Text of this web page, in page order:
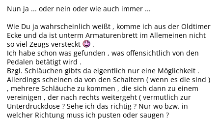
Nun ja ... oder nein oder wie auch immer ...
Wie Du ja wahrscheinlich weißt , komme ich aus der Oldtimer
Ecke und da ist unterm Armaturenbrett im Allemeinen nicht
so viel Zeugs versteckt
.
Ich habe schon was gefunden , was offensichtlich von den
Pedalen betätigt wird .
Bzgl. Schläuchen gibts da eigentlich nur eine Möglichkeit .
Allerdings scheinen da von den Schaltern ( wenn es die sind )
, mehrere Schläuche zu kommen , die sich dann zu einem
vereinigen , der nach rechts weitergeht ( vermutlich zur
Unterdruckdose ? Sehe ich das richtig ? Nur wo bzw. in
welcher Richtung muss ich pusten oder saugen ?